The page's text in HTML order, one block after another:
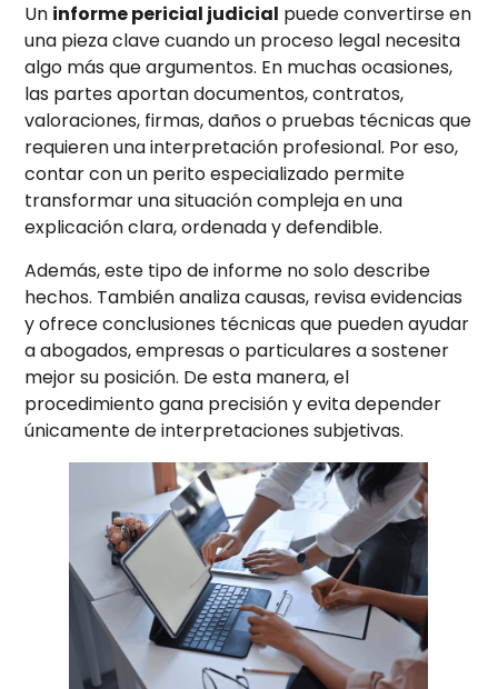
Un informe pericial judicial puede convertirse en
una pieza clave cuando un proceso legal necesita
algo más que argumentos. En muchas ocasiones,
las partes aportan documentos, contratos,
valoraciones, firmas, daños o pruebas técnicas que
requieren una interpretación profesional. Por eso,
contar con un perito especializado permite
transformar una situación compleja en una
explicación clara, ordenada y defendible.
Además, este tipo de informe no solo describe
hechos. También analiza causas, revisa evidencias
y ofrece conclusiones técnicas que pueden ayudar
a abogados, empresas o particulares a sostener
mejor su posición. De esta manera, el
procedimiento gana precisión y evita depender
únicamente de interpretaciones subjetivas.